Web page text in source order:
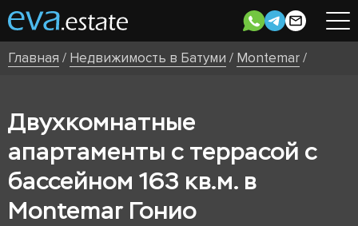
Главная / Недвижимость в Батуми / Montemar/
Двухкомнатные
апартаменты с террасой с
бассейном 163 кв.м. в
Montemar Гонио